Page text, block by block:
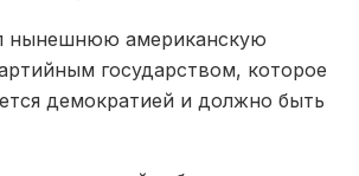
нынешнюю американскую
государством, которое
демократией и должно быть